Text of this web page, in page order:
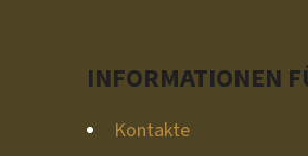
INFORMATIONEN
Kontakte